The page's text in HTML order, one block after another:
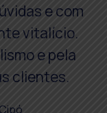
e com
vitalício.
e pela
clientes.